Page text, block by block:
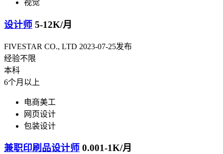
视觉
设计师 5-12K/月
FIVESTAR CO., LTD 2023-07-25发布
经验不限
本科
6个月以上
电商美工
网页设计
包装设计
兼职印刷品设计师 0.001-1K/月